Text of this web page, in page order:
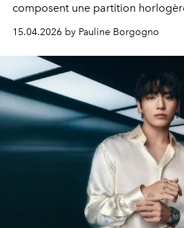
composent une partition
15.04.2026 by Pauline Borgogno